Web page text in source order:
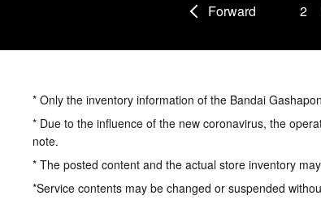
Forward 2
* Only the inventory information of the Bandai
* Due to the influence of the new coronavirus, the
note.
* The posted content and the actual store inventory
*Service contents may be changed or suspended